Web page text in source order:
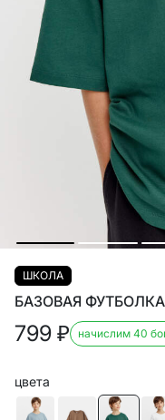
ШКОЛА
БАЗОВАЯ
799 ₽ начислим 40
цвета